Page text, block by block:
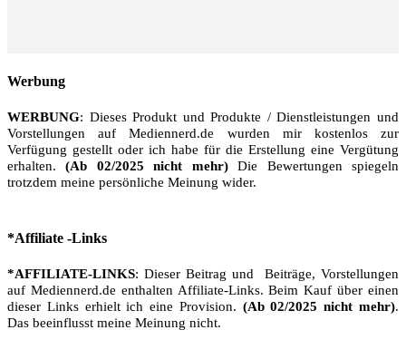
Werbung
WERBUNG: Dieses Produkt und Produkte / Dienstleistungen und
Vorstellungen auf Mediennerd.de wurden mir kostenlos zur
Verfügung gestellt oder ich habe für die Erstellung eine Vergütung
erhalten.(Ab 02/2025 nicht mehr)Die Bewertungen spiegeln
trotzdem meine persönliche Meinung wider.
*Affiliate -Links
*AFFILIATE-LINKS: Dieser Beitrag und Beiträge, Vorstellungen
auf Mediennerd.de enthalten Affiliate-Links. Beim Kauf über einen
dieser Links erhielt ich eine Provision. (Ab 02/2025 nicht mehr).
Das beeinflusst meine Meinung nicht.